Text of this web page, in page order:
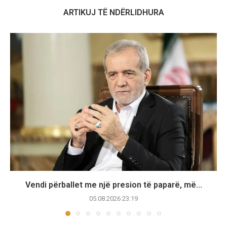
ARTIKUJ TË NDËRLIDHURA
Vendi përballet me një presion të paparë, më...
05.08.2026 23:19